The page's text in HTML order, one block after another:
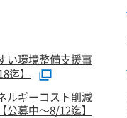
い環境整備支援事
迄】
ルギーコスト削減
募中～8/12迄】